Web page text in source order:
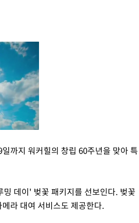
까지 워커힐의 창립 60주년을 맞아 특
데이' 벚꽃 패키지를 선보인다. 벚꽃
라 대여 서비스도 제공한다.